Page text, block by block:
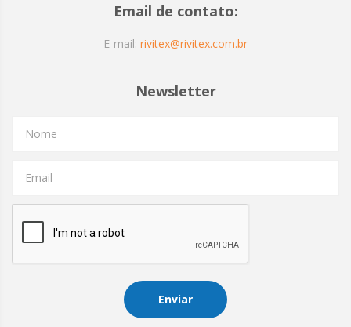
Email de contato:
E-mail: rivitex@rivitex.com.br
Newsletter
Nome
Email
Enviar